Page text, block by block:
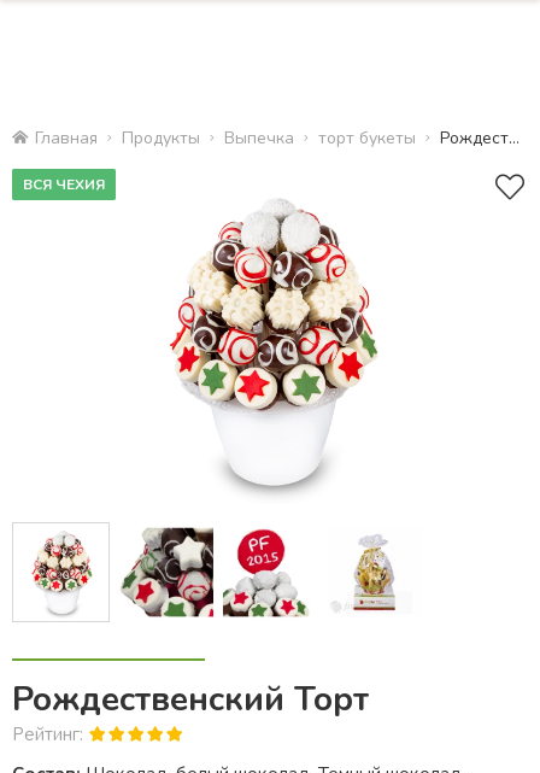
Главная Продукты Bыпечка торт букеты Рождественский Торт
ВСЯ ЧЕХИЯ
Рождественский Торт
Рейтинг: